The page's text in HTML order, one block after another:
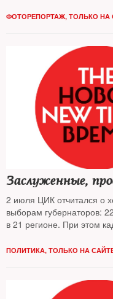
ФОТОРЕПОРТАЖ, ТОЛЬКО НА
Заслуженные,
2 июля ЦИК отчитался о
выборам губернаторов:
в 21 регионе. При этом
отличается
ПОЛИТИКА, ТОЛЬКО НА